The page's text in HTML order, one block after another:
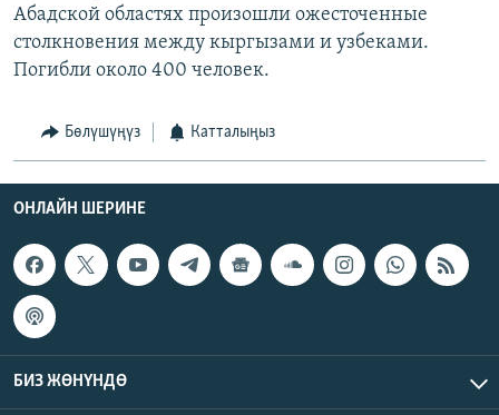
Абадской областях произошли ожесточенные
столкновения между кыргызами и узбеками.
Погибли около 400 человек.
Бөлүшүңүз Катталыңыз
ОНЛАЙН ШЕРИНЕ
БИЗ ЖӨНҮНДӨ